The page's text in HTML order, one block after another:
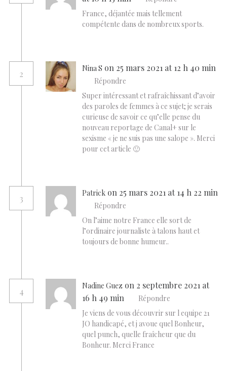
France, déjantée mais tellement
compétente dans de nombreux sports.
2
Nina S on 25 mars 2021 at 12 h 40 min
Répondre
Super intéressant et rafraîchissant d’avoir
des paroles de femmes à ce sujet; je serais
curieuse de savoir ce qu’elle pense du
nouveau reportage de Canal+ sur le
sexisme « je ne suis pas une salope ». Merci
pour cet article 🙂
3
Patrick on 25 mars 2021 at 14 h 22 min
Répondre
On l’aime notre France elle sort de
l’ordinaire journaliste à talons haut et
toujours de bonne humeur..
4
Nadine Guez on 2 septembre 2021 at
16 h 49 min
Répondre
Je viens de vous découvrir sur l equipe 21
JO handicapé, et j avoue quel Bonheur,
quel punch, quelle fraîcheur que du
Bonheur. Merci France